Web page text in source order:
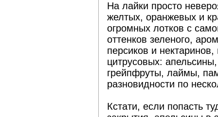
На лайки просто
желтых, оранжевых и
огромных лотков с
оттенков зеленого,
персиков и
цитрусовых:
грейпфруты, лаймы,
разновидности по
Кстати, если попасть